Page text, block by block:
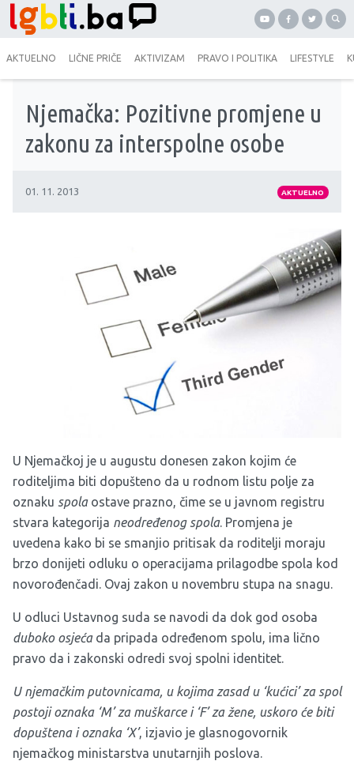
AKTUELNO LIČNE PRIČE AKTIVIZAM PRAVO I POLITIKA LIFESTYLE
Njemačka: Pozitivne promjene u
zakonu za interspolne osobe
01. 11. 2013 AKTUELNO
U Njemačkoj je u augustu donesen zakon kojim će
roditeljima biti dopušteno da u rodnom listu polje za
oznaku spolaostave prazno, čime se u javnom registru
stvara kategorija neodređenog spola. Promjena je
uvedena kako bi se smanjio pritisak da roditelji moraju
brzo donijeti odluku o operacijama prilagodbe spola kod
novorođenčadi. Ovaj zakon u novembru stupa na snagu.
U odluci Ustavnog suda se navodi da dok god osoba
duboko osjećada pripada određenom spolu, ima lično
pravo da i zakonski odredi svoj spolni identitet.
U njemačkim putovnicama, u kojima zasad u ‘kućici’ za spol
postoji oznaka ‘M’ za muškarce i ‘F’ za žene, uskoro će biti
dopuštena i oznaka ‘X’, izjavio je glasnogovornik
njemačkog ministarstva unutarnjih poslova.